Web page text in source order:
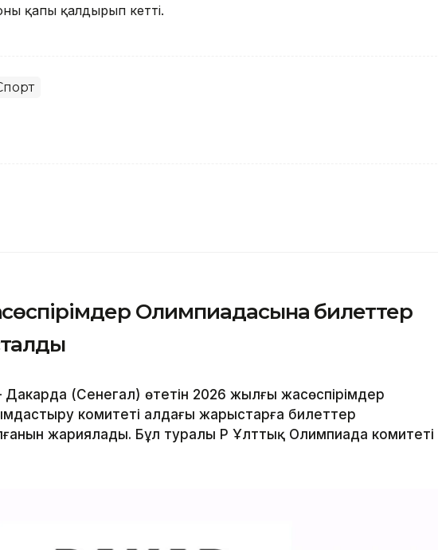
қапы қалдырып кетті.
Олимпиадасына билеттер
Дакарда (Сенегал) өтетін 2026 жылғы жасөспірімдер
комитеті алдағы жарыстарға билеттер
жариялады. Бұл туралы ҚР Ұлттық Олимпиада комитеті